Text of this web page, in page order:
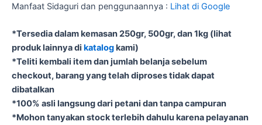
Manfaat Sidaguri dan penggunaannya : Lihat di Google
*Tersedia dalam kemasan 250gr, 500gr, dan 1kg (lihat
produk lainnya di katalogkami)
*Teliti kembali item dan jumlah belanja sebelum
checkout, barang yang telah diproses tidak dapat
dibatalkan
*100% asli langsung dari petani dan tanpa campuran
*Mohon tanyakan stock terlebih dahulu karena pelayanan